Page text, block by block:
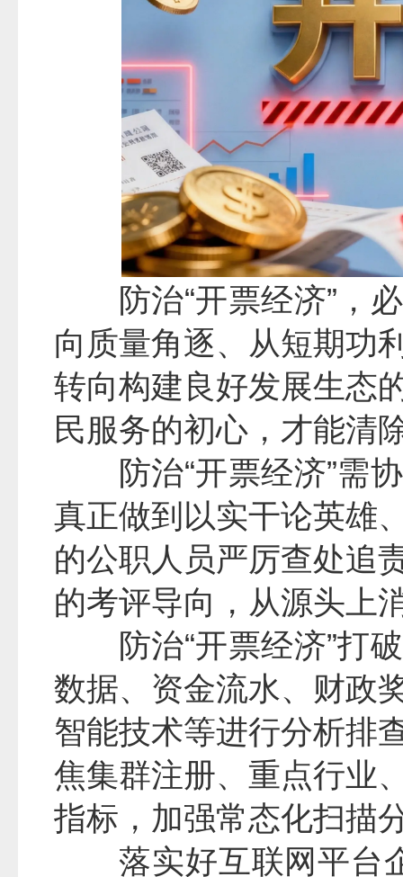
防治“开票经济”，
向质量角逐、从短期功
转向构建良好发展生态
民服务的初心，才能清
防治“开票经济”需
真正做到以实干论英雄
的公职人员严厉查处追
的考评导向，从源头上
防治“开票经济”打
数据、资金流水、财政
智能技术等进行分析排
焦集群注册、重点行业
指标，加强常态化扫描
落实好互联网平台